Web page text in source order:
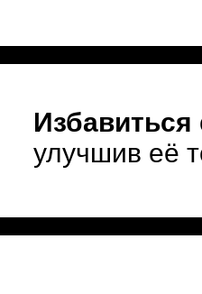
Избавиться
улучшив её